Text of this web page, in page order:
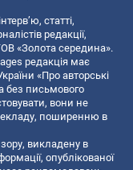
статті,
редакції,
«Золота середина».
редакція має
«Про авторські
без письмового
вони не
поширенню в
викладену в
опублікованої